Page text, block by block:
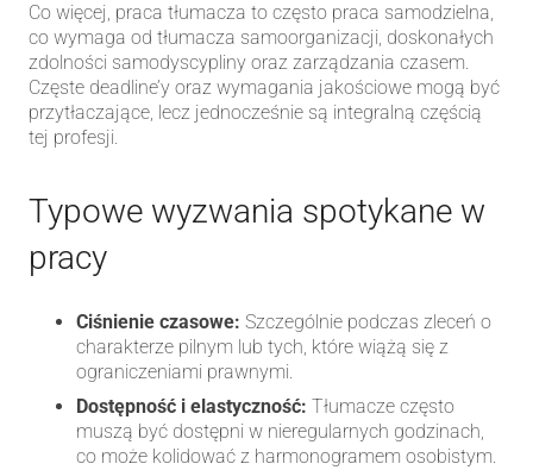
Co więcej, praca tłumacza to często praca samodzielna,
co wymaga od tłumacza samoorganizacji, doskonałych
zdolności samodyscypliny oraz zarządzania czasem.
Częste deadline’y oraz wymagania jakościowe mogą być
przytłaczające, lecz jednocześnie są integralną częścią
tej profesji.
Typowe wyzwania spotykane w
pracy
Ciśnienie czasowe: Szczególnie podczas zleceń o
charakterze pilnym lub tych, które wiążą się z
ograniczeniami prawnymi.
Dostępność i elastyczność: Tłumacze często
muszą być dostępni w nieregularnych godzinach,
co może kolidować z harmonogramem osobistym.